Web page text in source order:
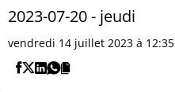
2023-07-20 - jeudi
vendredi 14 juillet 2023 à 12:35